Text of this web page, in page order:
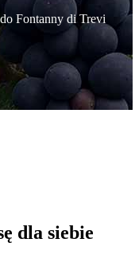
Fontanny di Trevi
dla siebie